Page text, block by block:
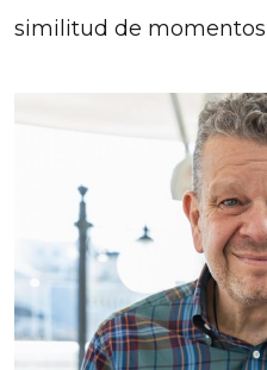
similitud de